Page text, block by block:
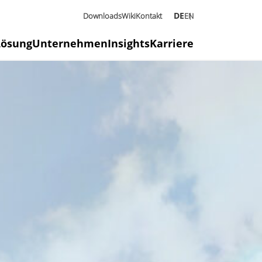
DownloadsWikiKontakt DEEN
UnternehmenInsightsKarriere